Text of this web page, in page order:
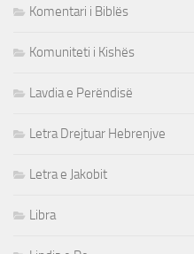
Komentari i Biblës
Komuniteti i Kishës
Lavdia e Perëndisë
Letra Drejtuar Hebrenjve
Letra e Jakobit
Libra